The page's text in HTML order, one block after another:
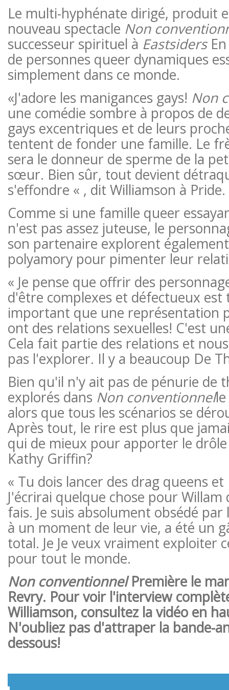
Le multi-hyphénate dirigé, produit
nouveau spectacle Non
successeur spirituel à EastsidersEn
de personnes queer dynamiques
simplement dans ce monde.
«J'adore les manigances gays! Non
une comédie sombre à propos de
gays excentriques et de leurs
tentent de fonder une famille. Le
sera le donneur de sperme de la
sœur. Bien sûr, tout devient
s'effondre « , dit Williamson à Pride.
Comme si une famille queer
n'est pas assez juteuse, le
son partenaire explorent
polyamory pour pimenter leur
« Je pense que offrir des
d'être complexes et défectueux est
important que une représentation
ont des relations sexuelles! C'est
Cela fait partie des relations et
pas l'explorer. Il y a beaucoup De
Bien qu'il n'y ait pas de pénurie de
explorés dans Non conventionnel
alors que tous les scénarios se
Après tout, le rire est plus que
qui de mieux pour apporter le
Kathy Griffin?
« Tu dois lancer des drag queens
J'écrirai quelque chose pour
fais. Je suis absolument obsédé
à un moment de leur vie, a été un
total. Je Je veux vraiment exploiter
pour tout le monde.
Non conventionnelPremière le
Revry. Pour voir l'interview
Williamson, consultez la vidéo en
N'oubliez pas d'attraper la bande-
dessous!